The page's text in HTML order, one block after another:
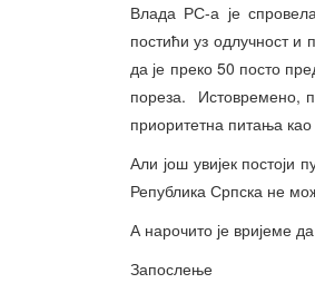
Влада РС-а је
постићи уз одлучност и
да је преко 50 посто
пореза. Истовремено,
приоритетна питања
Али још увијек постоји
Република Српска не
А нарочито је вријеме
Запослење